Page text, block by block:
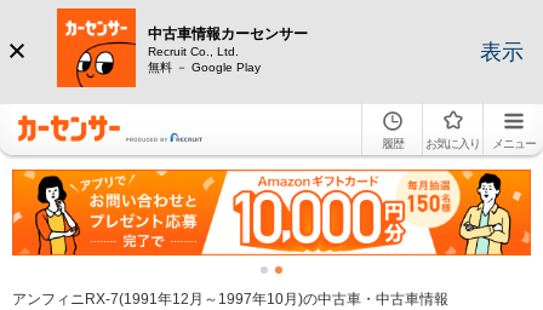
中古車情報カーセンサー
Recruit Co., Ltd.
無料 － Google Play
表示
履歴 お気に入り メニュー
アンフィニRX-7(1991年12月～1997年10月)の中古車・中古車情報